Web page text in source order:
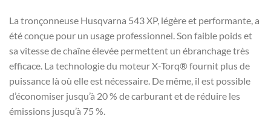
La tronçonneuse Husqvarna 543 XP, légère et performante, a
été conçue pour un usage professionnel. Son faible poids et
sa vitesse de chaîne élevée permettent un ébranchage très
efficace. La technologie du moteur X-Torq® fournit plus de
puissance là où elle est nécessaire. De même, il est possible
d’économiser jusqu’à 20 % de carburant et de réduire les
émissions jusqu’à 75 %.